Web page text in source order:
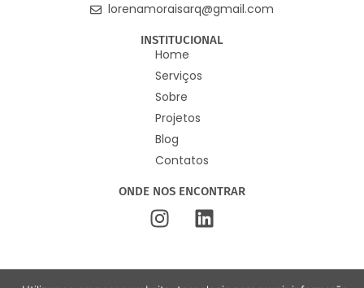
lorenamoraisarq@gmail.com
INSTITUCIONAL
Home
Serviços
Sobre
Projetos
Blog
Contatos
ONDE NOS ENCONTRAR